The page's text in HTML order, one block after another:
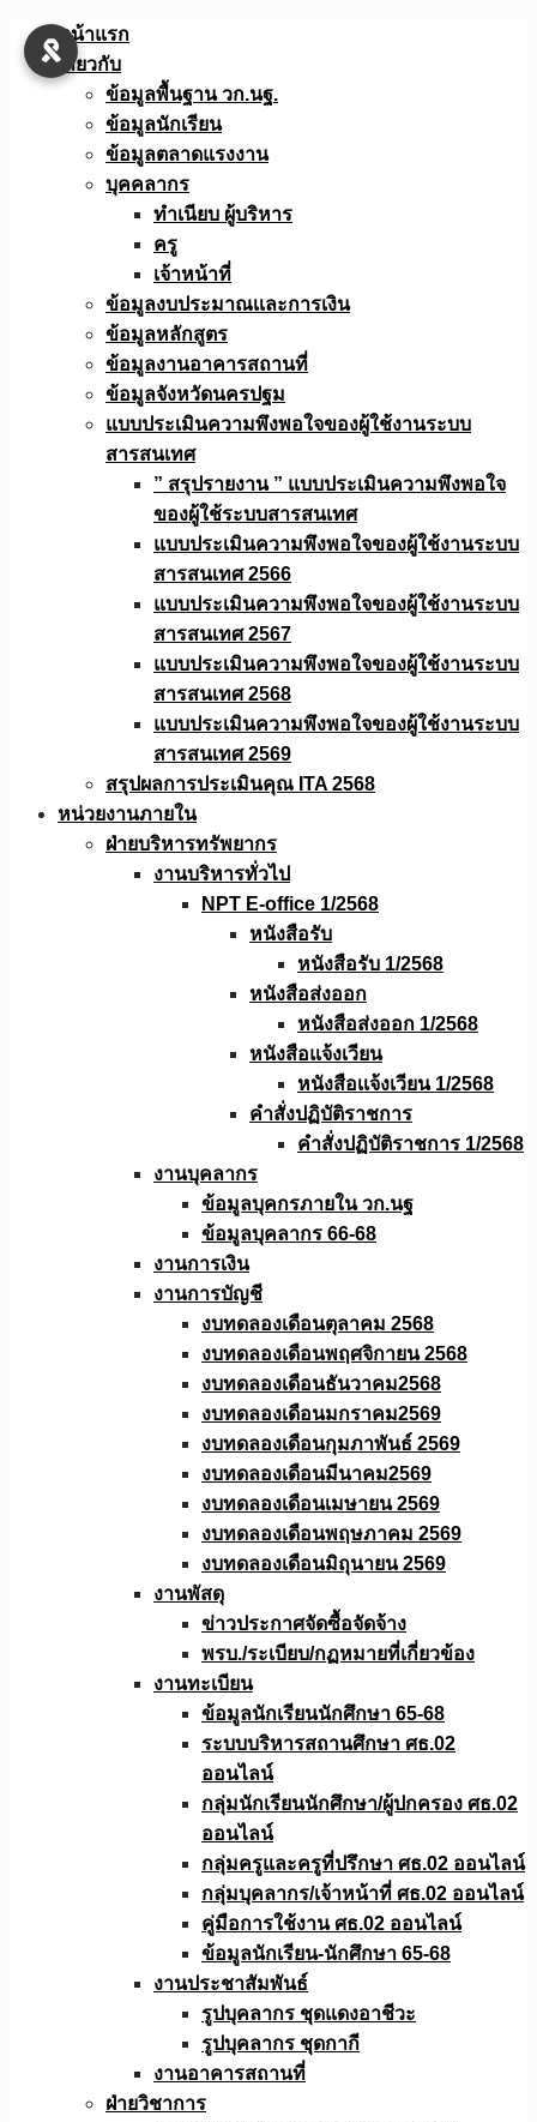
Skip
หน้าแรก
เกี่ยวกับ
ข้อมูลพื้นฐาน วก.นฐ.
ข้อมูลนักเรียน
ข้อมูลตลาดแรงงาน
บุคคลากร
ทำเนียบ ผู้บริหาร
ครู
เจ้าหน้าที่
ข้อมูลงบประมาณเเละการเงิน
ข้อมูลหลักสูตร
ข้อมูลงานอาคารสถานที่
ข้อมูลจังหวัดนครปฐม
แบบประเมินความพึงพอใจของผู้ใช้งานระบบ
สารสนเทศ
” สรุปรายงาน ” แบบประเมินความพึงพอใจ
ของผู้ใช้ระบบสารสนเทศ
แบบประเมินความพึงพอใจของผู้ใช้งานระบบ
สารสนเทศ 2566
แบบประเมินความพึงพอใจของผู้ใช้งานระบบ
สารสนเทศ 2567
แบบประเมินความพึงพอใจของผู้ใช้งานระบบ
สารสนเทศ 2568
แบบประเมินความพึงพอใจของผู้ใช้งานระบบ
สารสนเทศ 2569
สรุปผลการประเมินคุณ ITA 2568
หน่วยงานภายใน
ฝ่ายบริหารทรัพยากร
งานบริหารทั่วไป
NPT E-office 1/2568
หนังสือรับ
หนังสือรับ 1/2568
หนังสือส่งออก
หนังสือส่งออก 1/2568
หนังสือแจ้งเวียน
หนังสือเเจ้งเวียน 1/2568
คำสั่งปฏิบัติราชการ
คำสั่งปฏิบัติราชการ 1/2568
งานบุคลากร
ข้อมูลบุคกรภายใน วก.นฐ
ข้อมูลบุคลากร 66-68
งานการเงิน
งานการบัญชี
งบทดลองเดือนตุลาคม 2568
งบทดลองเดือนพฤศจิกายน 2568
งบทดลองเดือนธันวาคม2568
งบทดลองเดือนมกราคม2569
งบทดลองเดือนกุมภาพันธ์ 2569
งบทดลองเดือนมีนาคม2569
งบทดลองเดือนเมษายน 2569
งบทดลองเดือนพฤษภาคม 2569
งบทดลองเดือนมิถุนายน 2569
งานพัสดุ
ข่าวประกาศจัดซื้อจัดจ้าง
พรบ./ระเบียบ/กฏหมายที่เกี่ยวข้อง
งานทะเบียน
ข้อมูลนักเรียนนักศึกษา 65-68
ระบบบริหารสถานศึกษา ศธ.02
ออนไลน์
กลุ่มนักเรียนนักศึกษา/ผู้ปกครอง ศธ.02
ออนไลน์
กลุ่มครูและครูที่ปรึกษา ศธ.02 ออนไลน์
กลุ่มบุคลากร/เจ้าหน้าที่ ศธ.02 ออนไลน์
คู่มือการใช้งาน ศธ.02 ออนไลน์
ข้อมูลนักเรียน-นักศึกษา 65-68
งานประชาสัมพันธ์
รูปบุคลากร ชุดแดงอาชีวะ
รูปบุคลากร ชุดกากี
งานอาคารสถานที่
ฝ่ายวิชาการ